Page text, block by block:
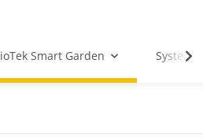
Smart Garden System